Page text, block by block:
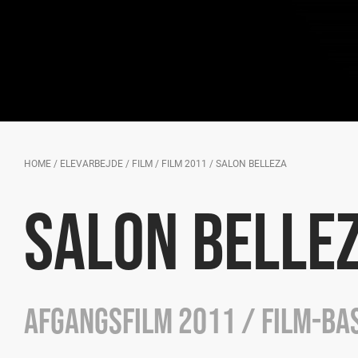
HOME / ELEVARBEJDE / FILM / FILM 2011 /SALON BELLEZA
SALON
Afgangsfilm 2011 / Film-